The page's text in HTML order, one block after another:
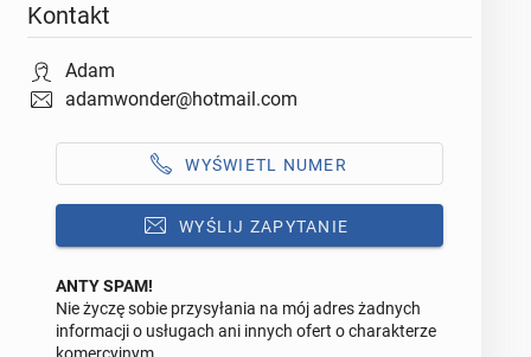
Kontakt
Adam
adamwonder@hotmail.com
WYŚWIETL NUMER
WYŚLIJ ZAPYTANIE
Odpowiedz na ofertę tego ogłoszenia
ANTY SPAM!
Nie życzę sobie przysyłania na mój adres żadnych
informacji o usługach ani innych ofert o charakterze